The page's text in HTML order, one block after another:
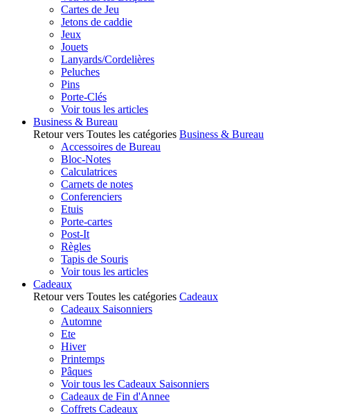
Cartes de Jeu
Jetons de caddie
Jeux
Jouets
Lanyards/Cordelières
Peluches
Pins
Porte-Clés
Voir tous les articles
Business & Bureau
Retour vers Toutes les catégories Business & Bureau
Accessoires de Bureau
Bloc-Notes
Calculatrices
Carnets de notes
Conferenciers
Etuis
Porte-cartes
Post-It
Règles
Tapis de Souris
Voir tous les articles
Cadeaux
Retour vers Toutes les catégories Cadeaux
Cadeaux Saisonniers
Automne
Ete
Hiver
Printemps
Pâques
Voir tous les Cadeaux Saisonniers
Cadeaux de Fin d'Annee
Coffrets Cadeaux